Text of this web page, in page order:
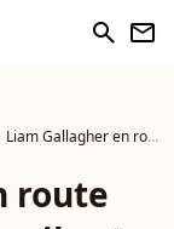
search newsletter
Liam Gallagher en route pour un 3e mariage : il est fiancé à Debbie Gwyther
route